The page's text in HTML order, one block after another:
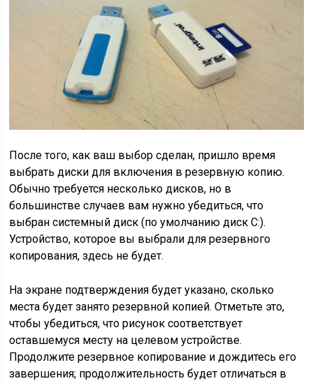
После того, как ваш выбор сделан, пришло время
выбрать диски для включения в резервную копию.
Обычно требуется несколько дисков, но в
большинстве случаев вам нужно убедиться, что
выбран системный диск (по умолчанию диск C:).
Устройство, которое вы выбрали для резервного
копирования, здесь не будет.
На экране подтверждения будет указано, сколько
места будет занято резервной копией. Отметьте это,
чтобы убедиться, что рисунок соответствует
оставшемуся месту на целевом устройстве.
Продолжите резервное копирование и дождитесь его
завершения; продолжительность будет отличаться в